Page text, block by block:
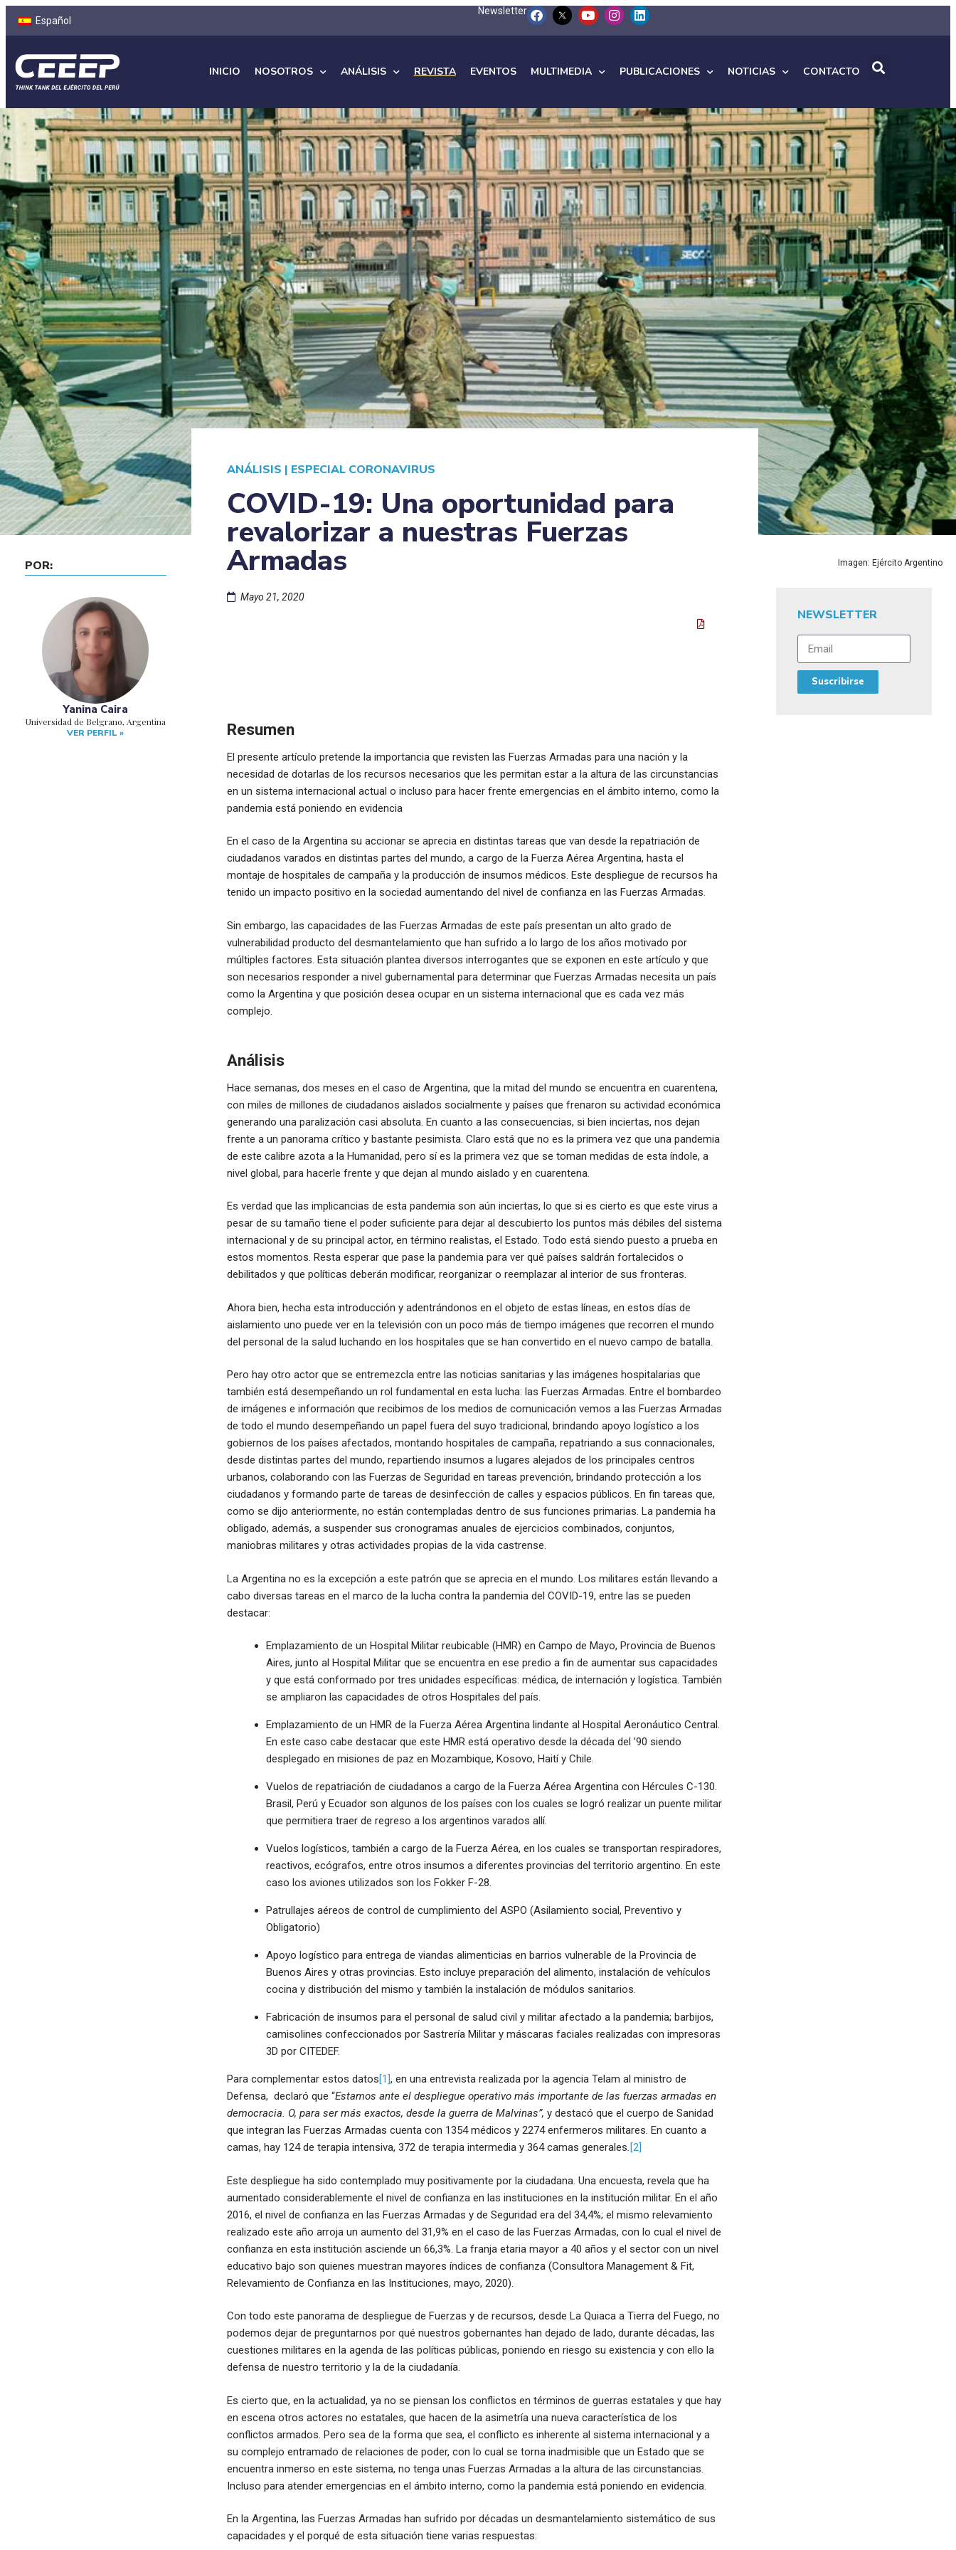
Español
Newsletter
INICIO NOSOTROS ANÁLISIS REVISTA EVENTOS MULTIMEDIA PUBLICACIONES NOTICIAS CONTACTO
POR:
Yanina Caira
Universidad de Belgrano, Argentina
VER PERFIL »
ANÁLISIS | ESPECIAL CORONAVIRUS
COVID-19: Una oportunidad para
revalorizar a nuestras Fuerzas
Armadas
Mayo 21, 2020
Resumen
El presente artículo pretende la importancia que revisten las Fuerzas Armadas para una nación y la
necesidad de dotarlas de los recursos necesarios que les permitan estar a la altura de las circunstancias
en un sistema internacional actual o incluso para hacer frente emergencias en el ámbito interno, como la
pandemia está poniendo en evidencia
En el caso de la Argentina su accionar se aprecia en distintas tareas que van desde la repatriación de
ciudadanos varados en distintas partes del mundo, a cargo de la Fuerza Aérea Argentina, hasta el
montaje de hospitales de campaña y la producción de insumos médicos. Este despliegue de recursos ha
tenido un impacto positivo en la sociedad aumentando del nivel de confianza en las Fuerzas Armadas.
Sin embargo, las capacidades de las Fuerzas Armadas de este país presentan un alto grado de
vulnerabilidad producto del desmantelamiento que han sufrido a lo largo de los años motivado por
múltiples factores. Esta situación plantea diversos interrogantes que se exponen en este artículo y que
son necesarios responder a nivel gubernamental para determinar que Fuerzas Armadas necesita un país
como la Argentina y que posición desea ocupar en un sistema internacional que es cada vez más
complejo.
Análisis
Hace semanas, dos meses en el caso de Argentina, que la mitad del mundo se encuentra en cuarentena,
con miles de millones de ciudadanos aislados socialmente y países que frenaron su actividad económica
generando una paralización casi absoluta. En cuanto a las consecuencias, si bien inciertas, nos dejan
frente a un panorama crítico y bastante pesimista. Claro está que no es la primera vez que una pandemia
de este calibre azota a la Humanidad, pero sí es la primera vez que se toman medidas de esta índole, a
nivel global, para hacerle frente y que dejan al mundo aislado y en cuarentena.
Es verdad que las implicancias de esta pandemia son aún inciertas, lo que si es cierto es que este virus a
pesar de su tamaño tiene el poder suficiente para dejar al descubierto los puntos más débiles del sistema
internacional y de su principal actor, en término realistas, el Estado. Todo está siendo puesto a prueba en
estos momentos. Resta esperar que pase la pandemia para ver qué países saldrán fortalecidos o
debilitados y que políticas deberán modificar, reorganizar o reemplazar al interior de sus fronteras.
Ahora bien, hecha esta introducción y adentrándonos en el objeto de estas líneas, en estos días de
aislamiento uno puede ver en la televisión con un poco más de tiempo imágenes que recorren el mundo
del personal de la salud luchando en los hospitales que se han convertido en el nuevo campo de batalla.
Pero hay otro actor que se entremezcla entre las noticias sanitarias y las imágenes hospitalarias que
también está desempeñando un rol fundamental en esta lucha: las Fuerzas Armadas. Entre el bombardeo
de imágenes e información que recibimos de los medios de comunicación vemos a las Fuerzas Armadas
de todo el mundo desempeñando un papel fuera del suyo tradicional, brindando apoyo logístico a los
gobiernos de los países afectados, montando hospitales de campaña, repatriando a sus connacionales,
desde distintas partes del mundo, repartiendo insumos a lugares alejados de los principales centros
urbanos, colaborando con las Fuerzas de Seguridad en tareas prevención, brindando protección a los
ciudadanos y formando parte de tareas de desinfección de calles y espacios públicos. En fin tareas que,
como se dijo anteriormente, no están contempladas dentro de sus funciones primarias. La pandemia ha
obligado, además, a suspender sus cronogramas anuales de ejercicios combinados, conjuntos,
maniobras militares y otras actividades propias de la vida castrense.
La Argentina no es la excepción a este patrón que se aprecia en el mundo. Los militares están llevando a
cabo diversas tareas en el marco de la lucha contra la pandemia del COVID-19, entre las se pueden
destacar:
Emplazamiento de un Hospital Militar reubicable (HMR) en Campo de Mayo, Provincia de Buenos
Aires, junto al Hospital Militar que se encuentra en ese predio a fin de aumentar sus capacidades
y que está conformado por tres unidades específicas: médica, de internación y logística. También
se ampliaron las capacidades de otros Hospitales del país.
Emplazamiento de un HMR de la Fuerza Aérea Argentina lindante al Hospital Aeronáutico Central.
En este caso cabe destacar que este HMR está operativo desde la década del ’90 siendo
desplegado en misiones de paz en Mozambique, Kosovo, Haití y Chile.
Vuelos de repatriación de ciudadanos a cargo de la Fuerza Aérea Argentina con Hércules C-130.
Brasil, Perú y Ecuador son algunos de los países con los cuales se logró realizar un puente militar
que permitiera traer de regreso a los argentinos varados allí.
Vuelos logísticos, también a cargo de la Fuerza Aérea, en los cuales se transportan respiradores,
reactivos, ecógrafos, entre otros insumos a diferentes provincias del territorio argentino. En este
caso los aviones utilizados son los Fokker F-28.
Patrullajes aéreos de control de cumplimiento del ASPO (Asilamiento social, Preventivo y
Obligatorio)
Apoyo logístico para entrega de viandas alimenticias en barrios vulnerable de la Provincia de
Buenos Aires y otras provincias. Esto incluye preparación del alimento, instalación de vehículos
cocina y distribución del mismo y también la instalación de módulos sanitarios.
Fabricación de insumos para el personal de salud civil y militar afectado a la pandemia; barbijos,
camisolines confeccionados por Sastrería Militar y máscaras faciales realizadas con impresoras
3D por CITEDEF.
Para complementar estos datos[1] , en una entrevista realizada por la agencia Telam al ministro de
Defensa, declaró que “Estamos ante el despliegue operativo más importante de las fuerzas armadas en
democracia. O, para ser más exactos, desde la guerra de Malvinas”, y destacó que el cuerpo de Sanidad
que integran las Fuerzas Armadas cuenta con 1354 médicos y 2274 enfermeros militares. En cuanto a
camas, hay 124 de terapia intensiva, 372 de terapia intermedia y 364 camas generales. [2]
Este despliegue ha sido contemplado muy positivamente por la ciudadana. Una encuesta, revela que ha
aumentado considerablemente el nivel de confianza en las instituciones en la institución militar. En el año
2016, el nivel de confianza en las Fuerzas Armadas y de Seguridad era del 34,4%; el mismo relevamiento
realizado este año arroja un aumento del 31,9% en el caso de las Fuerzas Armadas, con lo cual el nivel de
confianza en esta institución asciende un 66,3%. La franja etaria mayor a 40 años y el sector con un nivel
educativo bajo son quienes muestran mayores índices de confianza (Consultora Management & Fit,
Relevamiento de Confianza en las Instituciones, mayo, 2020).
Con todo este panorama de despliegue de Fuerzas y de recursos, desde La Quiaca a Tierra del Fuego, no
podemos dejar de preguntarnos por qué nuestros gobernantes han dejado de lado, durante décadas, las
cuestiones militares en la agenda de las políticas públicas, poniendo en riesgo su existencia y con ello la
defensa de nuestro territorio y la de la ciudadanía.
Es cierto que, en la actualidad, ya no se piensan los conflictos en términos de guerras estatales y que hay
en escena otros actores no estatales, que hacen de la asimetría una nueva característica de los
conflictos armados. Pero sea de la forma que sea, el conflicto es inherente al sistema internacional y a
su complejo entramado de relaciones de poder, con lo cual se torna inadmisible que un Estado que se
encuentra inmerso en este sistema, no tenga unas Fuerzas Armadas a la altura de las circunstancias.
Incluso para atender emergencias en el ámbito interno, como la pandemia está poniendo en evidencia.
En la Argentina, las Fuerzas Armadas han sufrido por décadas un desmantelamiento sistemático de sus
capacidades y el porqué de esta situación tiene varias respuestas:
Imagen: Ejército Argentino
NEWSLETTER
Suscribirse